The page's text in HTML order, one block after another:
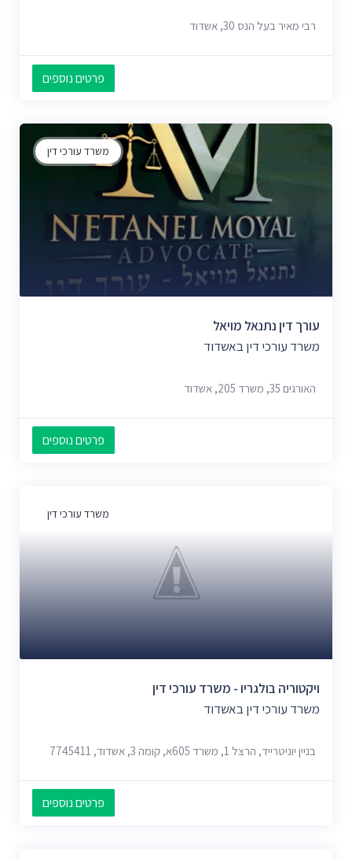
רבי מאיר בעל הנס 30, אשדוד
פרטים נוספים
משרד עורכי דין
עורך דין נתנאל מויאל
משרד עורכי דין באשדוד
האורגים 35, משרד 205, אשדוד
פרטים נוספים
משרד עורכי דין
ויקטוריה בולגריו - משרד עורכי דין
משרד עורכי דין באשדוד
בניין יוניטרייד, הרצל 1, משרד 605א, קומה 3, אשדוד, 7745411
פרטים נוספים